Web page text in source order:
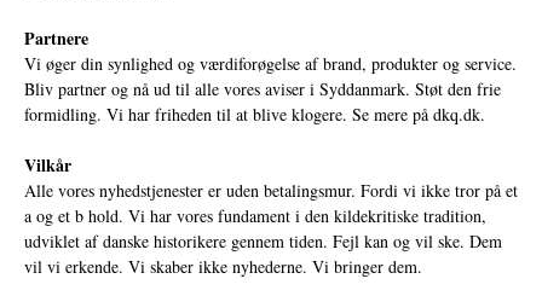
Partnere
Vi øger din synlighed og værdiforøgelse af brand, produkter og service.
Bliv partner og nå ud til alle vores aviser i Syddanmark. Støt den frie
formidling. Vi har friheden til at blive klogere. Se mere på dkq.dk.
Vilkår
Alle vores nyhedstjenester er uden betalingsmur. Fordi vi ikke tror på et
a og et b hold. Vi har vores fundament i den kildekritiske tradition,
udviklet af danske historikere gennem tiden. Fejl kan og vil ske. Dem
vil vi erkende. Vi skaber ikke nyhederne. Vi bringer dem.